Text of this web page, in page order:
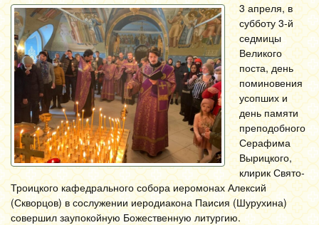
3 апреля, в
субботу 3-й
седмицы
Великого
поста, день
поминовения
усопших и
день памяти
преподобного
Серафима
Вырицкого,
клирик Свято-
Троицкого кафедрального собора иеромонах Алексий
(Скворцов) в сослужении иеродиакона Паисия (Шурухина)
совершил заупокойную Божественную литургию.